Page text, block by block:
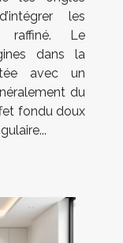
les
Le
dans la
avec un
du
fondu doux